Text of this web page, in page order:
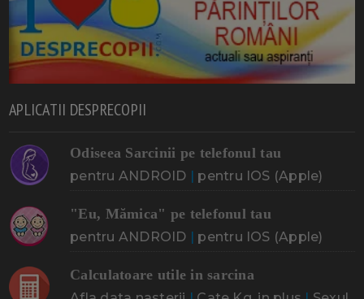
APLICATII DESPRECOPII
Odiseea Sarcinii pe telefonul tau
pentru ANDROID | pentru IOS (Apple)
"Eu, Mămica" pe telefonul tau
pentru ANDROID | pentru IOS (Apple)
Calculatoare utile in sarcina